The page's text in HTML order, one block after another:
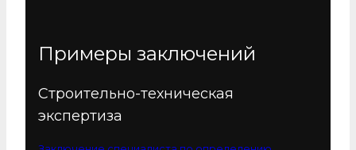
Примеры заключений
Строительно-техническая
экспертиза